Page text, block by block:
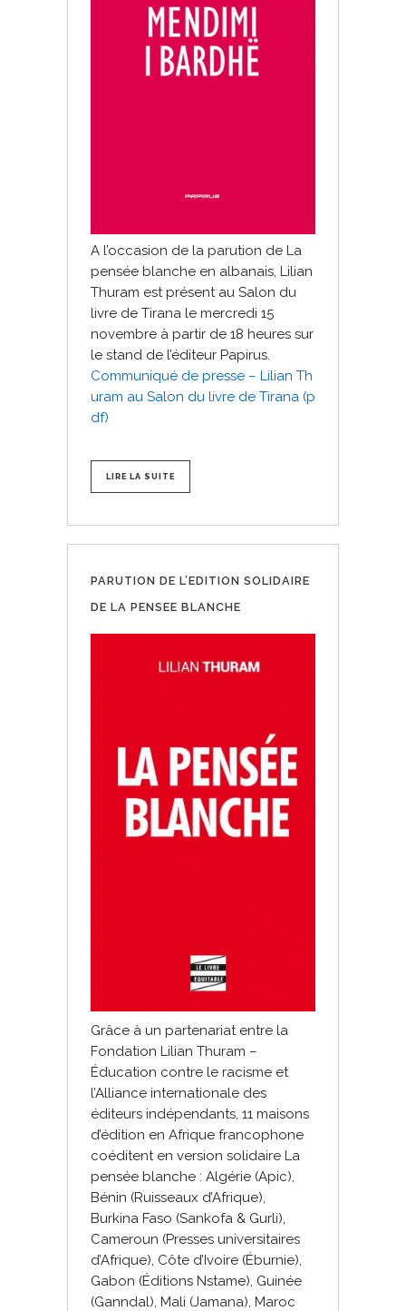
A l’occasion de la parution de La
pensée blanche en albanais, Lilian
Thuram est présent au Salon du
livre de Tirana le mercredi 15
novembre à partir de 18 heures sur
le stand de l’éditeur Papirus.
Communiqué de presse – Lilian Th
uram au Salon du livre de Tirana (p
df)
LIRE LA SUITE
PARUTION DE L’EDITION SOLIDAIRE
DE LA PENSEE BLANCHE
Grâce à un partenariat entre la
Fondation Lilian Thuram –
Éducation contre le racisme et
l’Alliance internationale des
éditeurs indépendants, 11 maisons
d’édition en Afrique francophone
coéditent en version solidaire La
pensée blanche : Algérie (Apic),
Bénin (Ruisseaux d’Afrique),
Burkina Faso (Sankofa & Gurli),
Cameroun (Presses universitaires
d’Afrique), Côte d’Ivoire (Éburnie),
Gabon (Éditions Nstame), Guinée
(Ganndal), Mali (Jamana), Maroc